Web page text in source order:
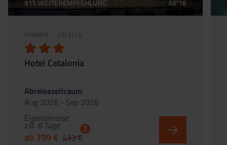
91% WEITEREMPFEHLUNG AB 16
SPANIEN CALELLA
Hotel Catalonia
Abreisezeitraum
Aug 2026 - Sep 2026
Eigenanreise
z.B. 8 Tage
ab 399 € 433 €
%